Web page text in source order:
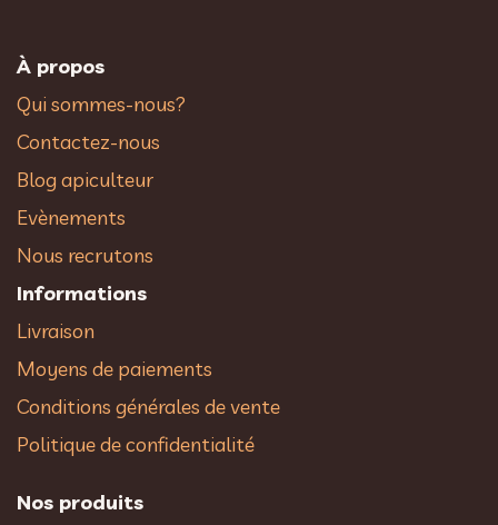
À propos
Qui sommes-nous?
Contactez-nous
Blog apiculteur
Evènements
Nous recrutons
Informations
Livraison
Moyens de paiements
Conditions générales de vente
Politique de confidentialité
Nos produits